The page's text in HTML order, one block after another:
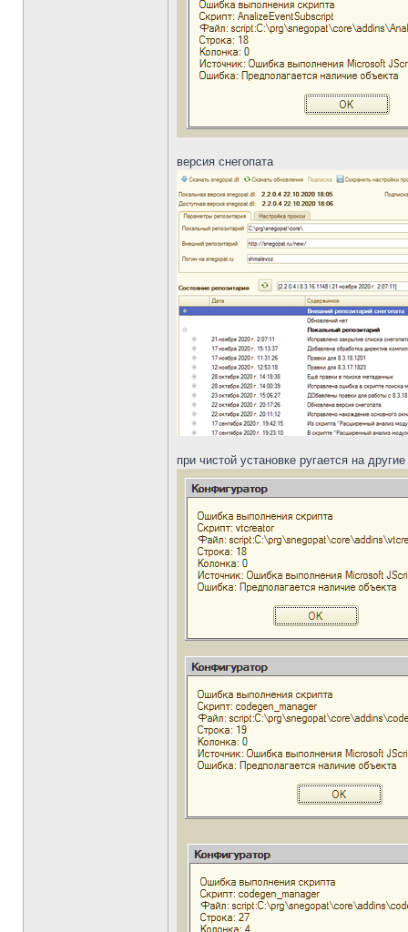
версия снегопата
при чистой установке ругается на